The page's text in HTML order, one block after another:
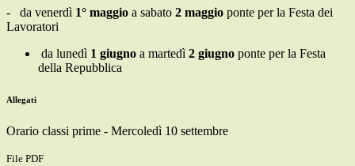
- da venerdì 1° maggio a sabato 2 maggio ponte per la Festa dei
Lavoratori
da lunedì 1 giugno a martedì 2 giugno ponte per la Festa
della Repubblica
Allegati
Orario classi prime - Mercoledì 10 settembre
File PDF